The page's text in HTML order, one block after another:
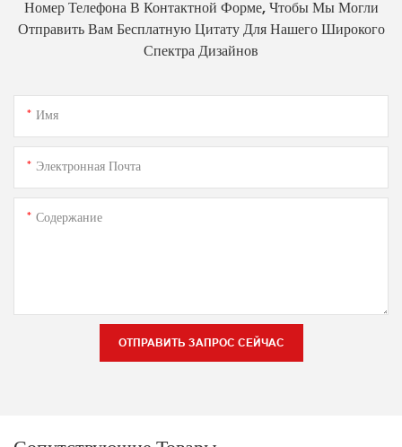
Номер Телефона В Контактной Форме, Чтобы Мы Могли
Отправить Вам Бесплатную Цитату Для Нашего Широкого
Спектра Дизайнов
Имя
Электронная Почта
Содержание
ОТПРАВИТЬ ЗАПРОС СЕЙЧАС